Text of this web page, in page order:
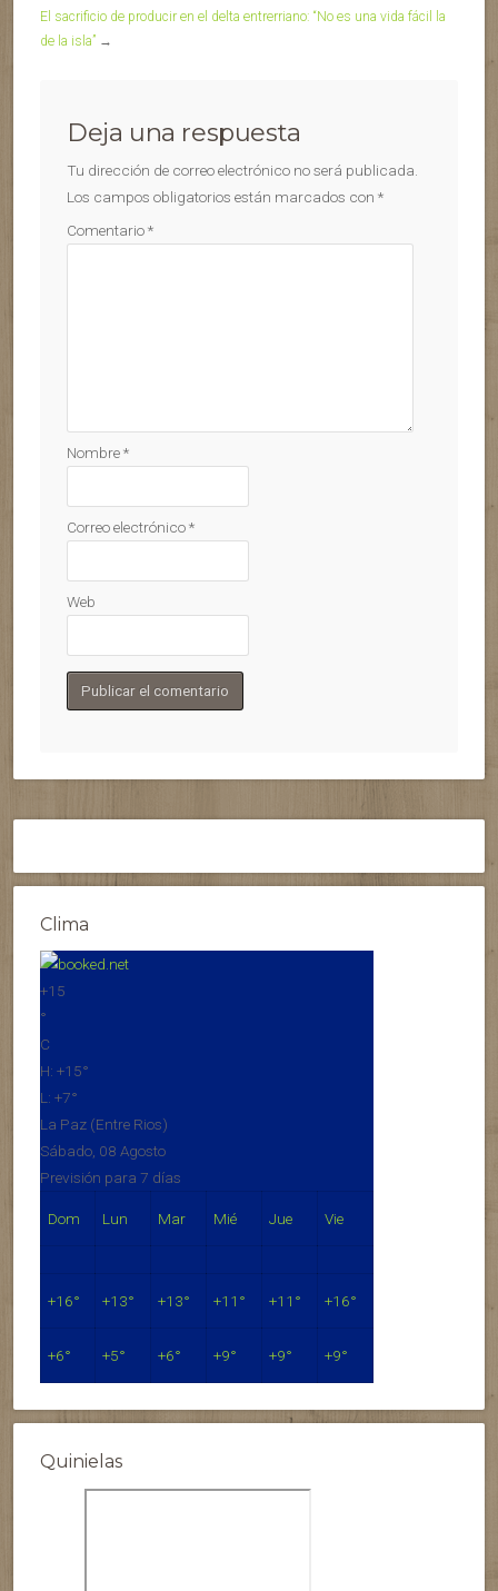
El sacrificio de producir en el delta entrerriano: “No es una vida fácil la
de la isla” →
Deja una respuesta
Tu dirección de correo electrónico no será publicada.
Los campos obligatorios están marcados con *
Comentario*
Nombre*
Correo electrónico*
Web
Clima
+15
°
C
H: +15°
L: +7°
La Paz (Entre Rios)
Sábado, 08 Agosto
Previsión para 7 días
Dom Lun Mar Mié Jue Vie
+16° +13° +13° +11° +11° +16°
+6° +5° +6° +9° +9° +9°
Quinielas